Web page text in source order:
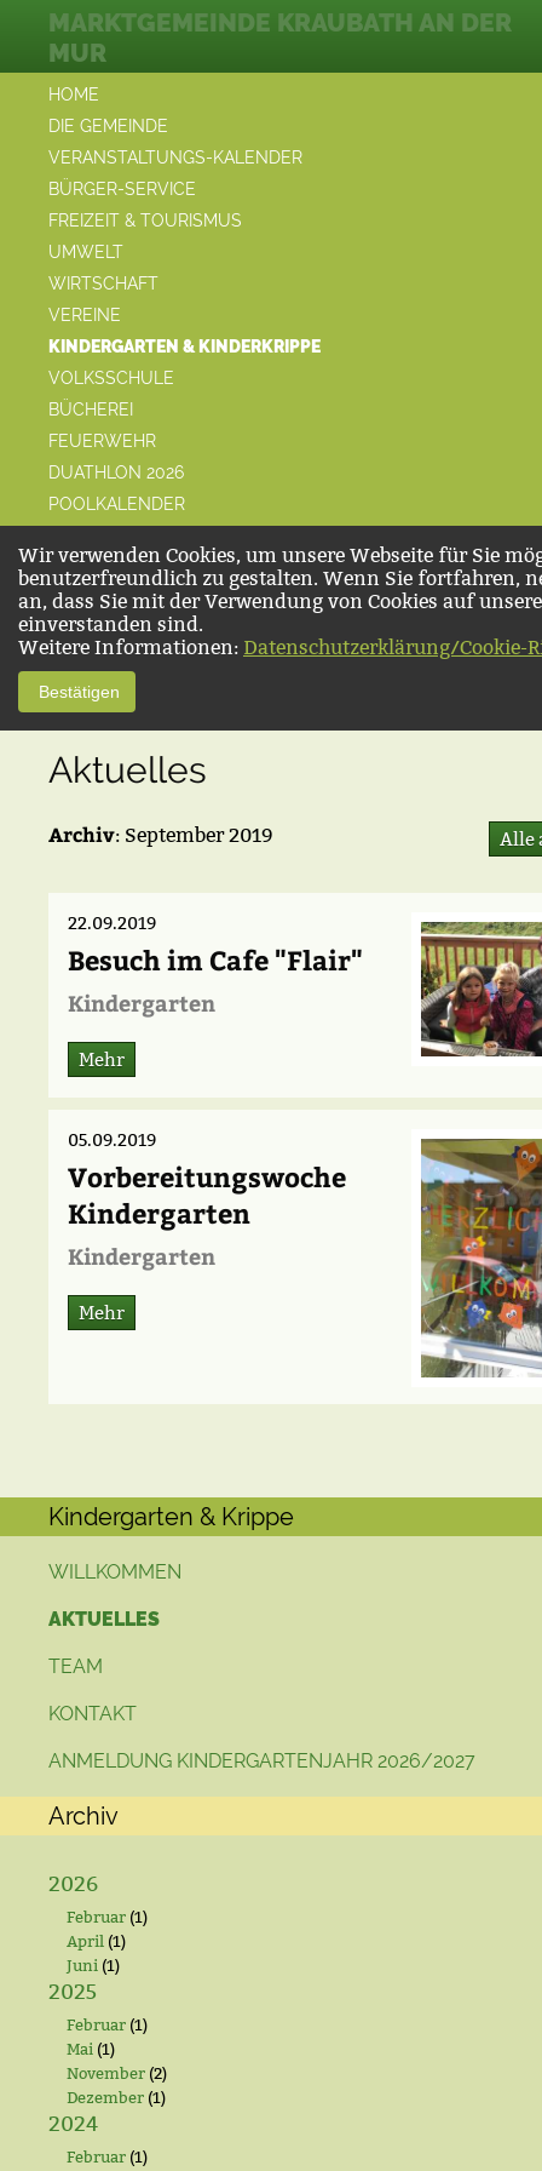
HOME
DIE GEMEINDE
VERANSTALTUNGS-KALENDER
BÜRGER-SERVICE
FREIZEIT & TOURISMUS
UMWELT
WIRTSCHAFT
VEREINE
KINDERGARTEN & KINDERKRIPPE
VOLKSSCHULE
BÜCHEREI
FEUERWEHR
DUATHLON 2026
POOLKALENDER
MARKTGEMEINDE KRAUBATH AN DER
MUR
Wir verwenden Cookies, um unsere Webseite für Sie
benutzerfreundlich zu gestalten. Wenn Sie fortfahren,
an, dass Sie mit der Verwendung von Cookies auf
einverstanden sind.
Weitere Informationen: Datenschutzerklärung/Cookie-
Bestätigen
Aktuelles
Archiv: September 2019 Alle
22.09.2019
Besuch im Cafe "Flair"
Kindergarten
Mehr
05.09.2019
Vorbereitungswoche
Kindergarten
Kindergarten
Mehr
Kindergarten & Krippe
WILLKOMMEN
AKTUELLES
TEAM
KONTAKT
ANMELDUNG KINDERGARTENJAHR 2026/2027
Archiv
2026
Februar (1)
April (1)
Juni (1)
2025
Februar (1)
Mai (1)
November (2)
Dezember (1)
2024
Februar (1)